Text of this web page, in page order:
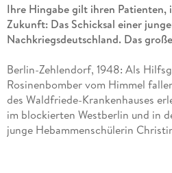
Ihre Hingabe gilt ihren
Zukunft: Das Schicksal einer
Nachkriegsdeutschland. Das
Berlin-Zehlendorf, 1948: Als
Rosinenbomber vom Himmel
des Waldfriede-Krankenhauses
im blockierten Westberlin und in
junge Hebammenschülerin